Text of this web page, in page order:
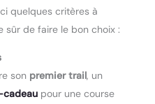
quelques critères à
de faire le bon choix :
son premier trail, un
pour une course